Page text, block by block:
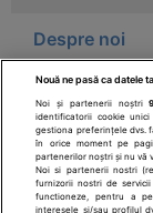
Despre noi
Legal
Drepturile
Parteneri
Nouă ne pasă ca datele
Noi și partenerii noștri
identificatorii cookie
gestiona preferințele dvs.
în orice moment pe
partenerilor noștri și nu vă
Noi si partenerii nostri
furnizorii nostri de
functioneze, pentru a
interesele si/sau profilul